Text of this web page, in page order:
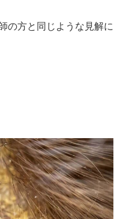
の方と同じような見解に